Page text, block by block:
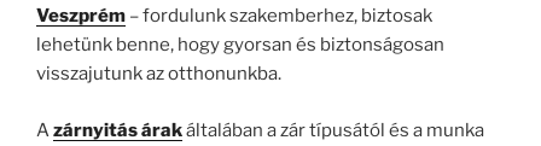
Veszprém – fordulunk szakemberhez, biztosak
lehetünk benne, hogy gyorsan és biztonságosan
visszajutunk az otthonunkba.
Azárnyitás árakáltalában a zár típusától és a munka